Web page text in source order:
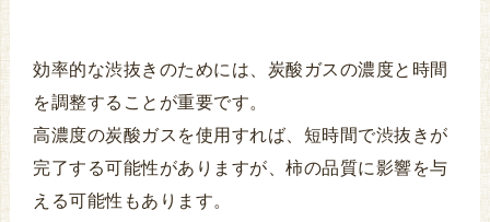
効率的な渋抜きのためには、炭酸ガスの濃度と時間
を調整することが重要です。
高濃度の炭酸ガスを使用すれば、短時間で渋抜きが
完了する可能性がありますが、柿の品質に影響を与
える可能性もあります。